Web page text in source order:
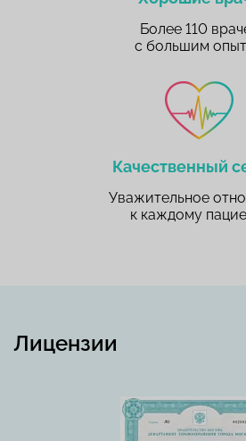
Более 110
с большим
Качественный
Уважительное
к каждому
Лицензии